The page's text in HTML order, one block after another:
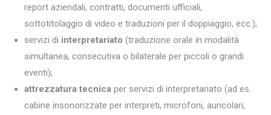
report aziendali, contratti, documenti ufficiali,
sottotitolaggio di video e traduzioni per il doppiaggio, ecc.);
servizi di interpretariato (traduzione orale in modalità
simultanea, consecutiva o bilaterale per piccoli o grandi
eventi);
attrezzatura tecnica per servizi di interpretariato (ad es.
cabine insonorizzate per interpreti, microfoni, auricolari,